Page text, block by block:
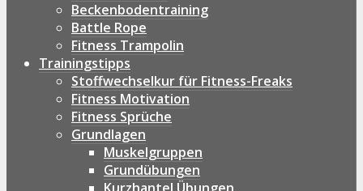
Beckenbodentraining
Battle Rope
Fitness Trampolin
Trainingstipps
Stoffwechselkur für Fitness-Freaks
Fitness Motivation
Fitness Sprüche
Grundlagen
Muskelgruppen
Grundübungen